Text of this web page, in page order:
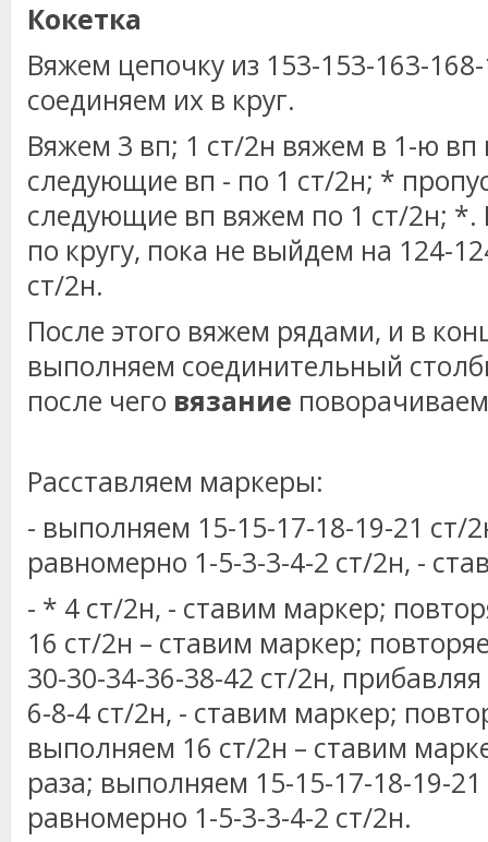
Кокетка
Вяжем цепочку из 153-153-163-
соединяем их в круг.
Вяжем 3 вп; 1 ст/2н вяжем в 1-ю вп
следующие вп - по 1 ст/2н; *
следующие вп вяжем по 1 ст/2н;
по кругу, пока не выйдем на 124-
ст/2н.
После этого вяжем рядами, и в
выполняем соединительный
после чего вязание
Расставляем маркеры:
- выполняем 15-15-17-18-19-21 ст/
равномерно 1-5-3-3-4-2 ст/2н, -
- * 4 ст/2н, - ставим маркер;
16 ст/2н – ставим маркер;
30-30-34-36-38-42 ст/2н,
6-8-4 ст/2н, - ставим маркер;
выполняем 16 ст/2н – ставим
раза; выполняем 15-15-17-18-19-
равномерно 1-5-3-3-4-2 ст/2н.